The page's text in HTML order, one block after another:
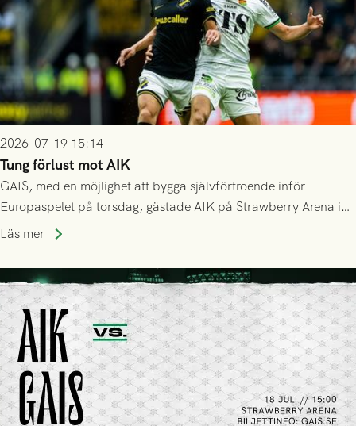
2026-07-19 15:14
Tung förlust mot AIK
GAIS, med en möjlighet att bygga självförtroende inför
Europaspelet på torsdag, gästade AIK på Strawberry Arena i
Stockholm . Men trots konstant hotande i första halvlek av
lyckades få in 2-0.
Läs mer